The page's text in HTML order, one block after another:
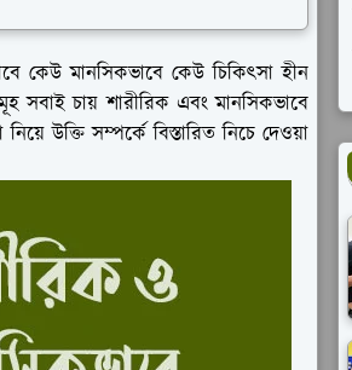
কেউ মানসিকভাবে কেউ চিকিৎসা হীন
সবাই চায় শারীরিক এবং মানসিকভাবে
উক্তি সম্পর্কে বিস্তারিত নিচে দেওয়া